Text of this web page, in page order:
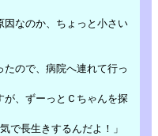
因なのか、ちょっと小さい
ので、病院へ連れて行っ
、ずーっとＣちゃんを探
で長生きするんだよ！」